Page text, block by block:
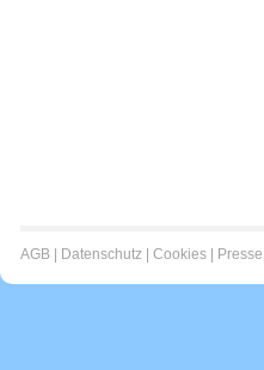
AGB Datenschutz Cookies Presse